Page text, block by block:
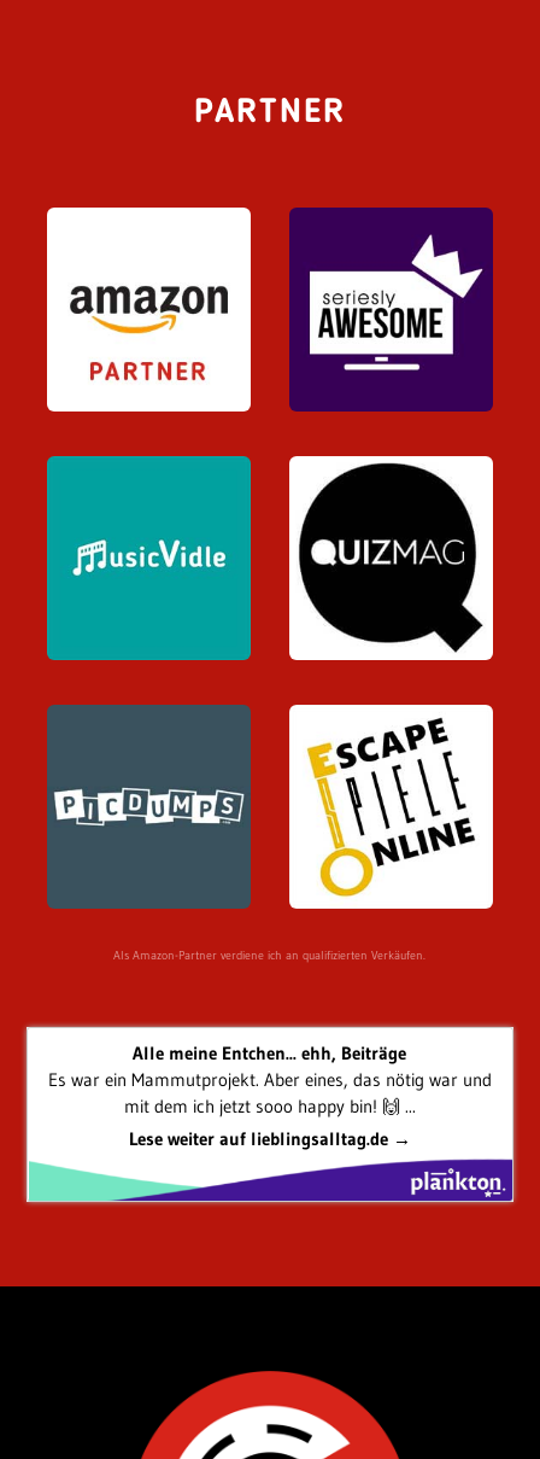
PARTNER
Als Amazon-Partner verdiene ich an qualifizierten Verkäufen.
Alle meine Entchen... ehh, Beiträge
Es war ein Mammutprojekt. Aber eines, das nötig war und
mit dem ich jetzt sooo happy bin! 🙌 ...
Lese weiter auf lieblingsalltag.de →